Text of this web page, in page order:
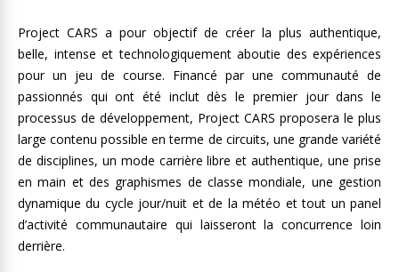
Project CARS a pour objectif de créer la plus authentique,
belle, intense et technologiquement aboutie des expériences
pour un jeu de course. Financé par une communauté de
passionnés qui ont été inclut dès le premier jour dans le
processus de développement, Project CARS proposera le plus
large contenu possible en terme de circuits, une grande variété
de disciplines, un mode carrière libre et authentique, une prise
en main et des graphismes de classe mondiale, une gestion
dynamique du cycle jour/nuit et de la météo et tout un panel
d’activité communautaire qui laisseront la concurrence loin
derrière.